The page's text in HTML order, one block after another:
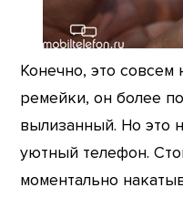
Конечно, это совсем
ремейки, он более
вылизанный. Но это
уютный телефон.
моментально